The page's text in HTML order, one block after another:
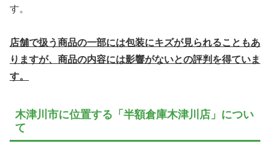
す。
店舗で扱う商品の一部には包装にキズが見られることもあ
りますが、商品の内容には影響がないとの評判を得ていま
す。
木津川市に位置する「半額倉庫木津川店」につい
て